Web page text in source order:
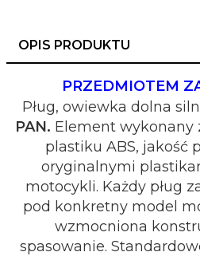
OPIS PRODUKTU
PRZEDMIOTEM
Pług, owiewka dolna
PAN. Element wykonany
plastiku ABS, jakość
oryginalnymi
motocykli. Każdy pług
pod konkretny model
wzmocniona
spasowanie.